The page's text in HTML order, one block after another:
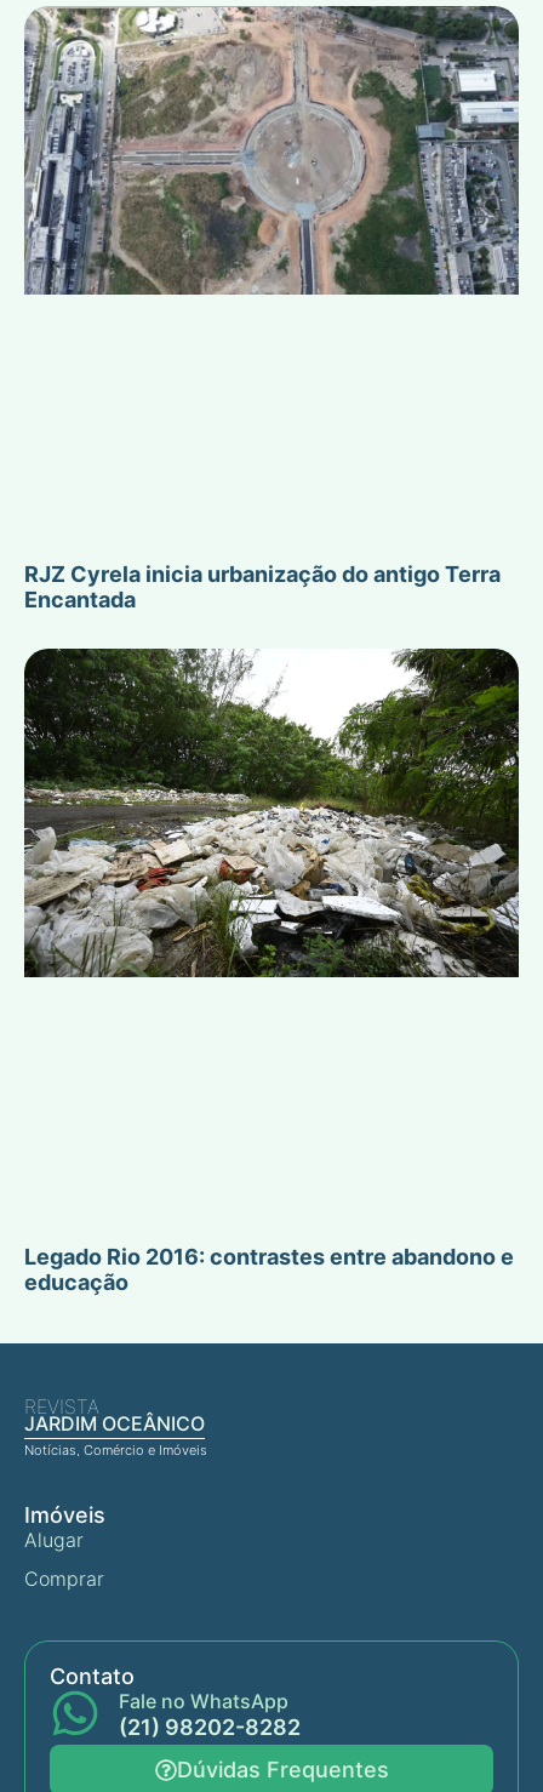
RJZ Cyrela inicia urbanização do antigo Terra
Encantada
Legado Rio 2016: contrastes entre abandono e
educação
REVISTA
JARDIM OCEÂNICO
Notícias, Comércio e Imóveis
Imóveis
Alugar
Comprar
Contato
Fale no WhatsApp
(21) 98202-8282
Dúvidas Frequentes